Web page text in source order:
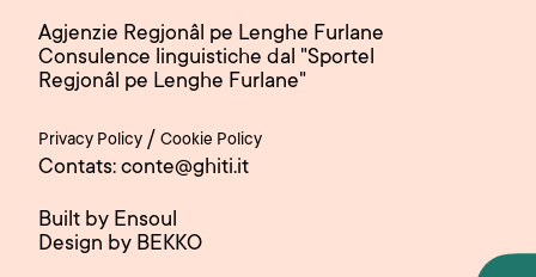
Agjenzie Regjonâl pe Lenghe Furlane
Consulence linguistiche dal "Sportel
Regjonâl pe Lenghe Furlane"
Privacy Policy / Cookie Policy
Contats: conte@ghiti.it
Built by Ensoul
Design by BEKKO